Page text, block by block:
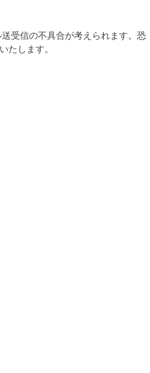
受信の不具合が考えられます。恐
たします。